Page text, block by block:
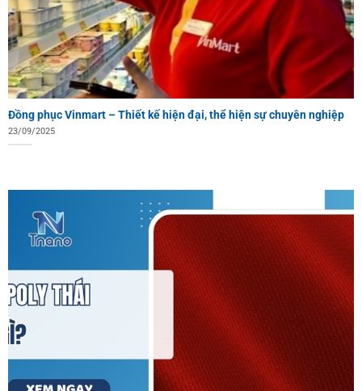
Đồng phục Vinmart – Thiết kế hiện đại, thể hiện sự chuyên nghiệp
23/09/2025